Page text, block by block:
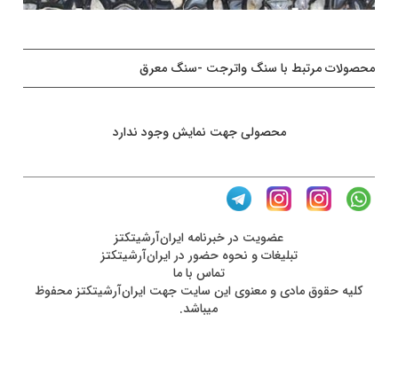
محصولات مرتبط با سنگ واترجت -سنگ معرق
محصولی جهت نمایش وجود ندارد
عضويت در خبرنامه ایران‌آرشیتکتز
تبلیغات و نحوه حضور در ایران‌آرشیتکتز
تماس با ما
کليه حقوق مادی و معنوی اين سايت جهت ایران‌آرشیتکتز محفوظ
ميباشد.